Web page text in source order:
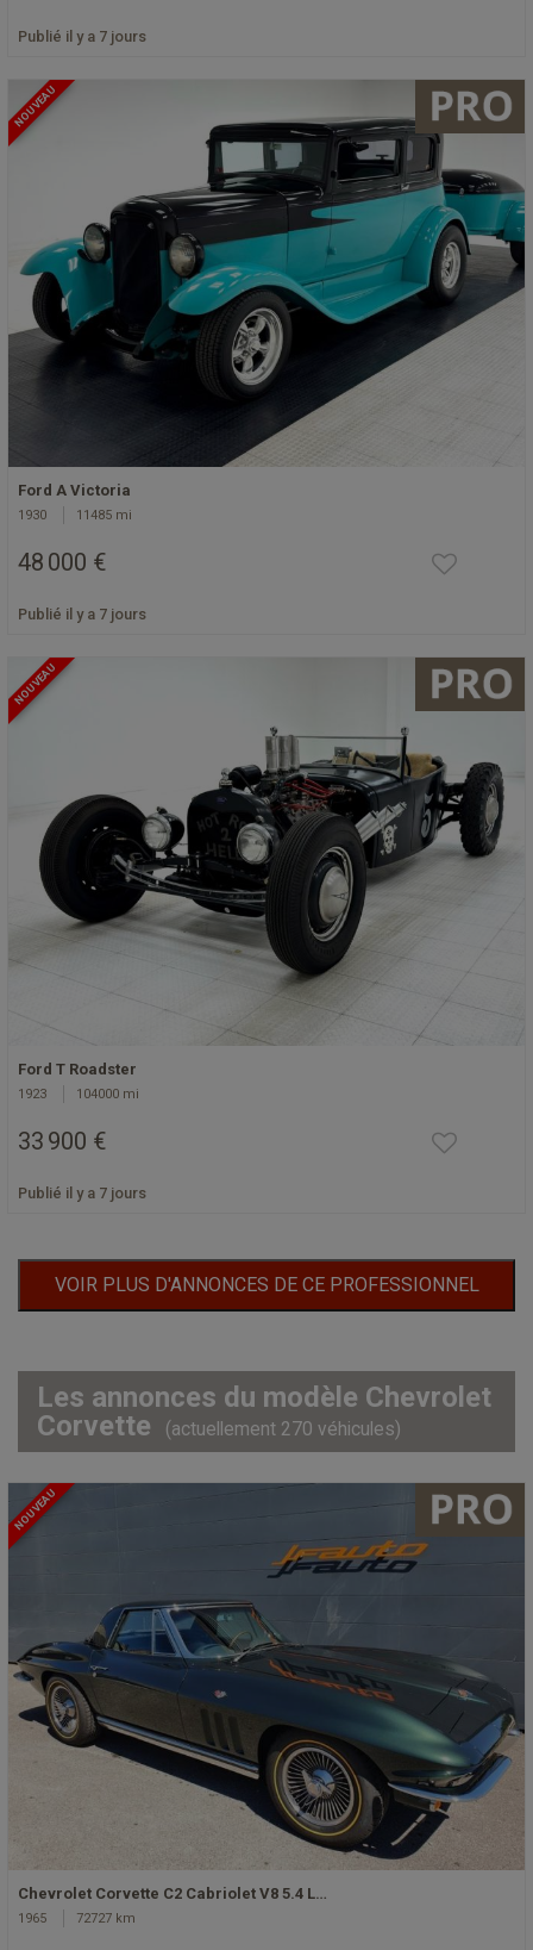
Publié il y a 7 jours
NOUVEAU
Ford A Victoria
1930 11485 mi
48 000 €
Publié il y a 7 jours
NOUVEAU
Ford T Roadster
1923 104000 mi
33 900 €
Publié il y a 7 jours
VOIR PLUS D'ANNONCES DE CE PROFESSIONNEL
Les annonces du modèle Chevrolet
Corvette
(actuellement 270 véhicules)
NOUVEAU
Chevrolet Corvette C2 Cabriolet V8 5.4 L…
1965 72727 km